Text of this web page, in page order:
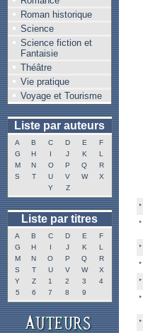
Roman historique
Science
Science fiction et
Fantaisie
Théâtre
Vie pratique
Voyage et Tourisme
Liste par auteurs
A B C D E
F
G
H I J K
L
M
N O P Q
R
S
T U V W
X
Y
Z
Liste par titres
A B C D E
F
G
H I J K
L
M
N O P Q
R
S
T U V W
X
Y
Z 1 2 3
4
5
6 7 8 9